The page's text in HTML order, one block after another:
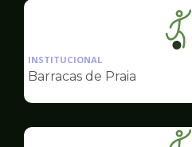
da
INSTITUCIONAL
Barracas de Praia